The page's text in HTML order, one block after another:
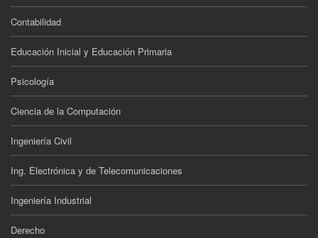
Contabilidad
Educación Inicial y Educación Primaria
Psicología
Ciencia de la Computación
Ingeniería Civil
Ing. Electrónica y de Telecomunicaciones
Ingeniería Industrial
Derecho